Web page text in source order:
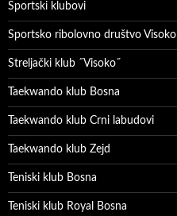
Sportski klubovi
Sportsko ribolovno društvo Visoko
Streljački klub ˝Visoko˝
Taekwando klub Bosna
Taekwando klub Crni labudovi
Taekwando klub Zejd
Teniski klub Bosna
Teniski klub Royal Bosna